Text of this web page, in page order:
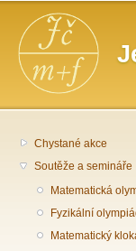
Hlavní menu
Chystané akce
Soutěže a semináře
Matematická
Fyzikální
Matematický